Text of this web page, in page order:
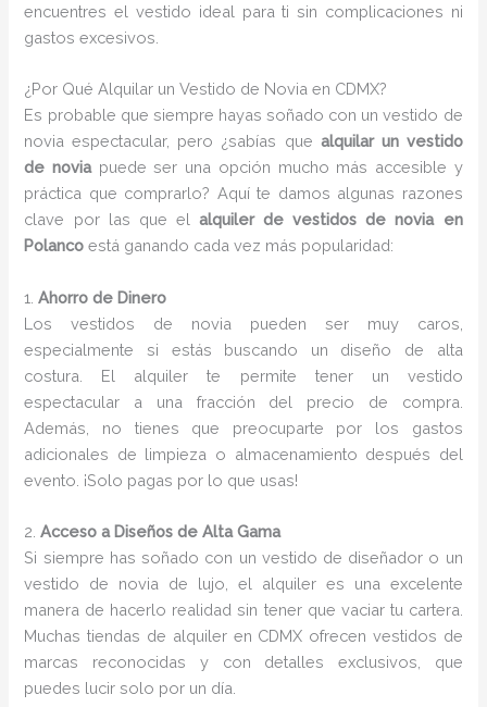
encuentres el vestido ideal para ti sin complicaciones ni
gastos excesivos.
¿Por Qué Alquilar un Vestido de Novia en CDMX?
Es probable que siempre hayas soñado con un vestido de
novia espectacular, pero ¿sabías que alquilar un vestido
de noviapuede ser una opción mucho más accesible y
práctica que comprarlo? Aquí te damos algunas razones
clave por las que el alquiler de vestidos de novia en
Polanco está ganando cada vez más popularidad:
1.Ahorro de Dinero
Los vestidos de novia pueden ser muy caros,
especialmente si estás buscando un diseño de alta
costura. El alquiler te permite tener un vestido
espectacular a una fracción del precio de compra.
Además, no tienes que preocuparte por los gastos
adicionales de limpieza o almacenamiento después del
evento. ¡Solo pagas por lo que usas!
2.Acceso a Diseños de Alta Gama
Si siempre has soñado con un vestido de diseñador o un
vestido de novia de lujo, el alquiler es una excelente
manera de hacerlo realidad sin tener que vaciar tu cartera.
Muchas tiendas de alquiler en CDMX ofrecen vestidos de
marcas reconocidas y con detalles exclusivos, que
puedes lucir solo por un día.